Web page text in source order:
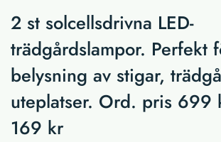
2 st solcellsdrivna LED-
trädgårdslampor. Perfekt
belysning av stigar,
uteplatser. Ord. pris 699
169 kr